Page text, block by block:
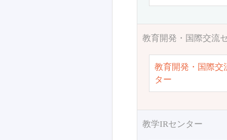
教育開発・国際交流
教育開発・国際交
ター
教学IRセンター